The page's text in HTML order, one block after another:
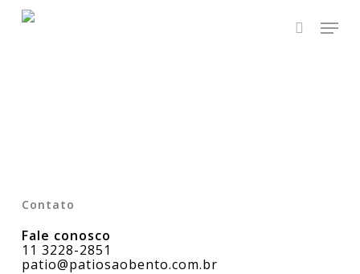
Skip
search
Contato
Fale conosco
11 3228-2851
patio@patiosaobento.com.br